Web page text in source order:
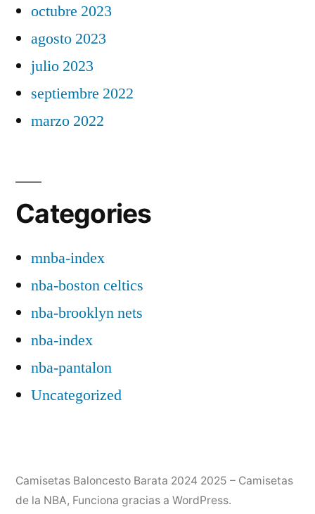
octubre 2023
agosto 2023
julio 2023
septiembre 2022
marzo 2022
Categories
mnba-index
nba-boston celtics
nba-brooklyn nets
nba-index
nba-pantalon
Uncategorized
Camisetas Baloncesto Barata 2024 2025 – Camisetas
de la NBA, Funciona gracias a WordPress.